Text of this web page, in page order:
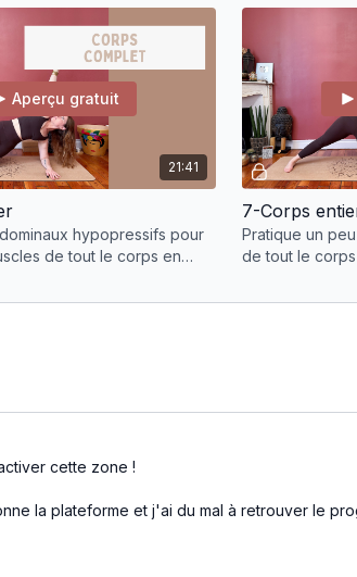
21:41
Aperçu gratuit
hypopressifs pour
de tout le corps en
7-Corps
Pratique un
de tout le
cette zone !
la plateforme et j'ai du mal à retrouver le